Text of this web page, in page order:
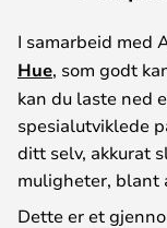
I samarbeid med
Hue, som godt
kan du laste ned
spesialutviklede
ditt selv, akkurat
muligheter, blant
Dette er et